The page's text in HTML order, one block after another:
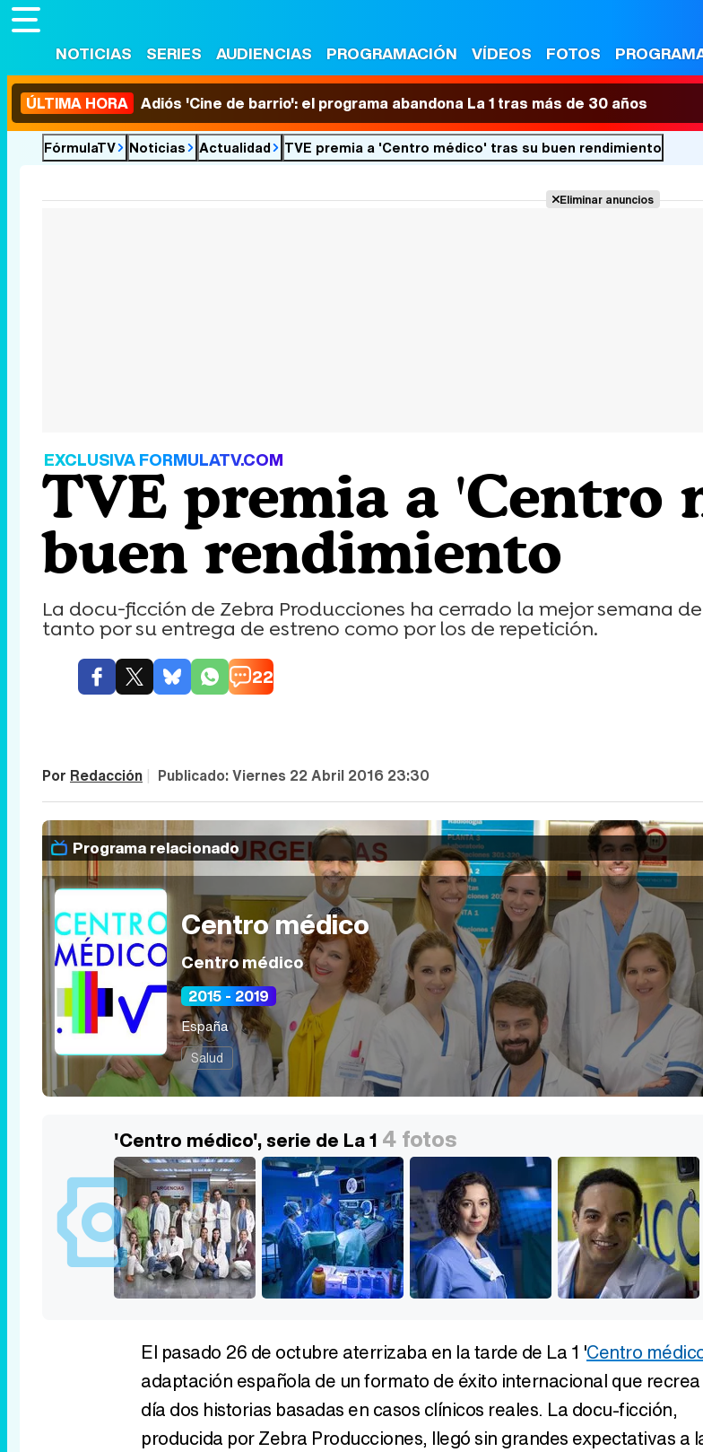
NOTICIAS SERIES AUDIENCIAS PROGRAMACIÓN VÍDEOS FOTOS
ÚLTIMA HORA Adiós 'Cine de barrio': el programa abandona La 1 tras más de 30 años
FórmulaTV Noticias Actualidad TVE premia a 'Centro médico' tras su buen rendimiento
Eliminar anuncios
EXCLUSIVA FORMULATV.COM
TVE premia a 'Centro
buen rendimiento
La docu-ficción de Zebra Producciones ha cerrado la mejor semana
tanto por su entrega de estreno como por los de repetición.
22
Por Redacción | Publicado:Viernes 22 Abril 2016 23:30
Programa relacionado
Centro médico
Centro médico
2015 - 2019
España
Salud
'Centro médico', serie de La 1 4 fotos
El pasado 26 de octubre aterrizaba en la tarde de La 1 'Centro
adaptación española de un formato de éxito internacional que
día dos historias basadas en casos clínicos reales. La docu-ficción,
producida por Zebra Producciones, llegó sin grandes expectativas a